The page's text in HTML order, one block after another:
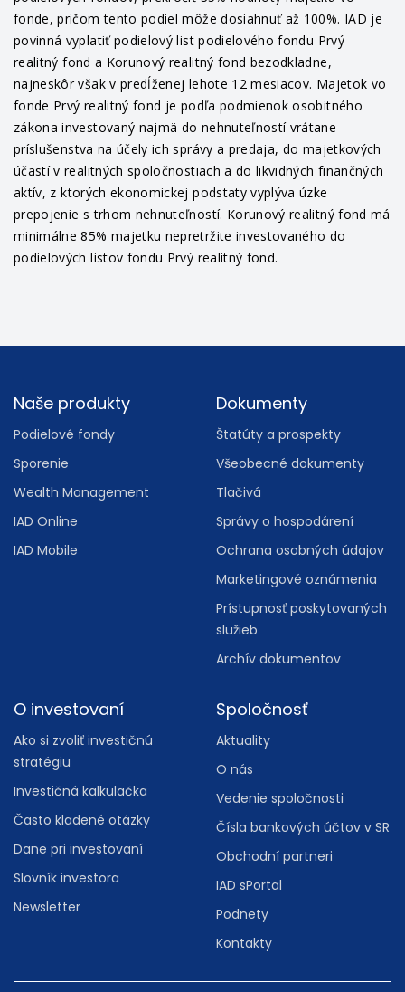
fonde, pričom tento podiel môže dosiahnuť až 100%. IAD je
povinná vyplatiť podielový list podielového fondu Prvý
realitný fond a Korunový realitný fond bezodkladne,
najneskôr však v predĺženej lehote 12 mesiacov. Majetok vo
fonde Prvý realitný fond je podľa podmienok osobitného
zákona investovaný najmä do nehnuteľností vrátane
príslušenstva na účely ich správy a predaja, do majetkových
účastí v realitných spoločnostiach a do likvidných finančných
aktív, z ktorých ekonomickej podstaty vyplýva úzke
prepojenie s trhom nehnuteľností. Korunový realitný fond má
minimálne 85% majetku nepretržite investovaného do
podielových listov fondu Prvý realitný fond.
Footer
Naše produkty
Podielové fondy
Sporenie
Wealth Management
IAD Online
IAD Mobile
Dokumenty
Štatúty a prospekty
Všeobecné dokumenty
Tlačivá
Správy o hospodárení
Ochrana osobných údajov
Marketingové oznámenia
Prístupnosť poskytovaných
služieb
Archív dokumentov
O investovaní
Ako si zvoliť investičnú
stratégiu
Investičná kalkulačka
Často kladené otázky
Dane pri investovaní
Slovník investora
Newsletter
Spoločnosť
Aktuality
O nás
Vedenie spoločnosti
Čísla bankových účtov v SR
Obchodní partneri
IAD sPortal
Podnety
Kontakty